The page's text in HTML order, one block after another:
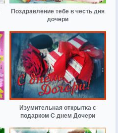
Поздравление тебе в честь дня
дочери
Изумительная открытка с
подарком С днем Дочери